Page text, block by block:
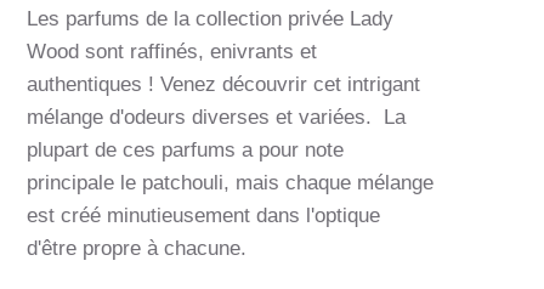
Les parfums de la collection privée Lady
Wood sont raffinés, enivrants et
authentiques ! Venez découvrir cet intrigant
mélange d'odeurs diverses et variées. La
plupart de ces parfums a pour note
principale le patchouli, mais chaque mélange
est créé minutieusement dans l'optique
d'être propre à chacune.